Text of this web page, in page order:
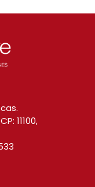
11100,